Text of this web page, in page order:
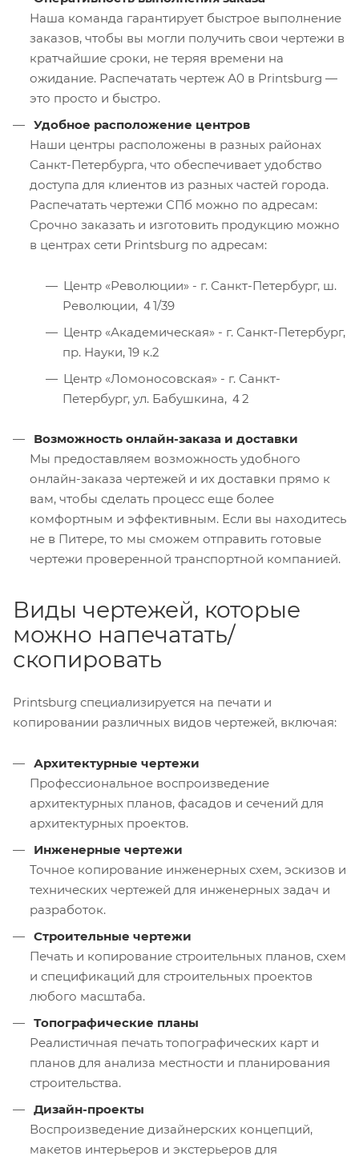
Наша команда гарантирует быстрое выполнение
заказов, чтобы вы могли получить свои чертежи в
кратчайшие сроки, не теряя времени на
ожидание. Распечатать чертеж А0 в Printsburg —
это просто и быстро.
Удобное расположение центров
Наши центры расположены в разных районах
Санкт-Петербурга, что обеспечивает удобство
доступа для клиентов из разных частей города.
Распечатать чертежи СПб можно по адресам:
Срочно заказать и изготовить продукцию можно
в центрах сети Printsburg по адресам:
Центр «Революции» - г. Санкт-Петербург, ш.
Революции, ４1/39
Центр «Академическая» - г. Санкт-Петербург,
пр. Науки, 19 к.2
Центр «Ломоносовская» - г. Санкт-
Петербург, ул. Бабушкина, ４2
Возможность онлайн-заказа и доставки
Мы предоставляем возможность удобного
онлайн-заказа чертежей и их доставки прямо к
вам, чтобы сделать процесс еще более
комфортным и эффективным. Если вы находитесь
не в Питере, то мы сможем отправить готовые
чертежи проверенной транспортной компанией.
Виды чертежей, которые
можно напечатать/
скопировать
Printsburg специализируется на печати и
копировании различных видов чертежей, включая:
Архитектурные чертежи
Профессиональное воспроизведение
архитектурных планов, фасадов и сечений для
архитектурных проектов.
Инженерные чертежи
Точное копирование инженерных схем, эскизов и
технических чертежей для инженерных задач и
разработок.
Строительные чертежи
Печать и копирование строительных планов, схем
и спецификаций для строительных проектов
любого масштаба.
Топографические планы
Реалистичная печать топографических карт и
планов для анализа местности и планирования
строительства.
Дизайн-проекты
Воспроизведение дизайнерских концепций,
макетов интерьеров и экстерьеров для